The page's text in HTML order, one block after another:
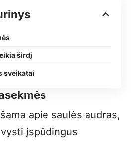
širdį
sveikatai
apie saulės audras,
įspūdingus